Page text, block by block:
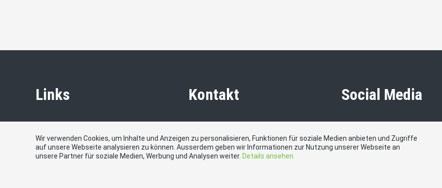
Links Kontakt
Strasse 64, 4600 Olten
E-Mail
Social Media
Wir verwenden Cookies, um Inhalte und Anzeigen zu personalisieren, Funktionen für soziale Medien anbieten und Zugriffe
auf unsere Webseite analysieren zu können. Ausserdem geben wir Informationen zur Nutzung unserer Webseite an
unsere Partner für soziale Medien, Werbung und Analysen weiter. Details ansehen